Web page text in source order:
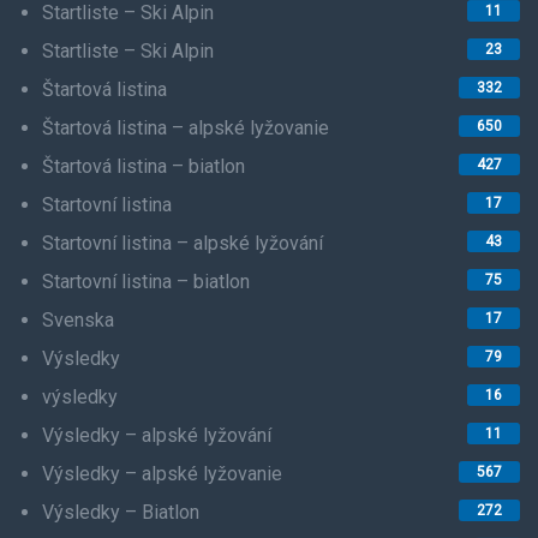
Startliste – Ski Alpin 11
Startliste – Ski Alpin 23
Štartová listina 332
Štartová listina – alpské lyžovanie 650
Štartová listina – biatlon 427
Startovní listina 17
Startovní listina – alpské lyžování 43
Startovní listina – biatlon 75
Svenska 17
Výsledky 79
výsledky 16
Výsledky – alpské lyžování 11
Výsledky – alpské lyžovanie 567
Výsledky – Biatlon 272